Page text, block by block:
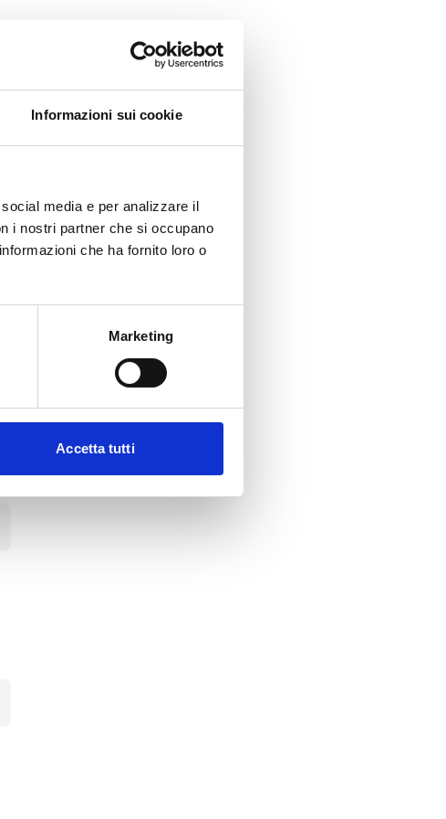
Informazioni sui cookie
media e per analizzare il
i nostri partner che si occupano
che ha fornito loro o
Marketing
Accetta tutti